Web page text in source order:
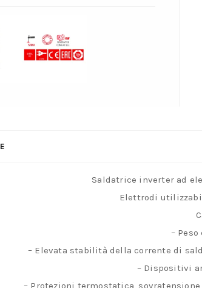
Saldatrice inverter ad
Elettrodi
–
– Elevata stabilità della corrente di
– Dispositivi
– Protezioni termostatica,